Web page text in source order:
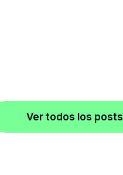
Ver todos los posts